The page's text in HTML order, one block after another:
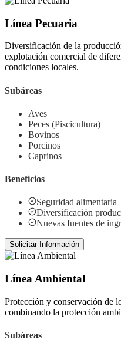
Línea Pecuaria
Diversificación de la
explotación comercial de
condiciones locales.
Subáreas
Aves
Peces (Piscicultura)
Bovinos
Porcinos
Caprinos
Beneficios
Seguridad alimentaria
Diversificación
Nuevas fuentes de
Solicitar Información
Línea Ambiental
Protección y conservación de
combinando la protección
Subáreas